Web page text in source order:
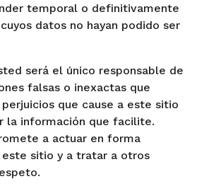
temporal o definitivamente
datos no hayan podido ser
será el único responsable de
falsas o inexactas que
que cause a este sitio
la información que facilite.
a actuar en forma
este sitio y a tratar a otros